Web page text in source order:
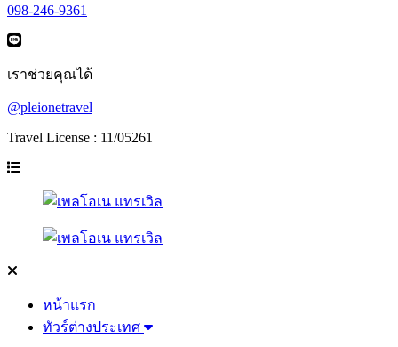
098-246-9361
เราช่วยคุณได้
@pleionetravel
Travel License : 11/05261
หน้าแรก
ทัวร์ต่างประเทศ